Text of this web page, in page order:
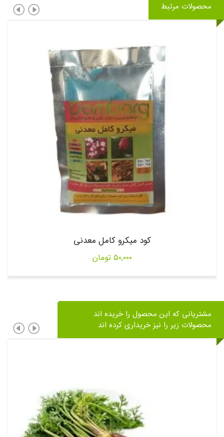
محصولات مرتبط
کود میکرو کامل معدنی
۵۰,۰۰۰ تومان
مشتریانی که این محصول را خریده اند
محصولات زیر را نیز خریداری کرده اند